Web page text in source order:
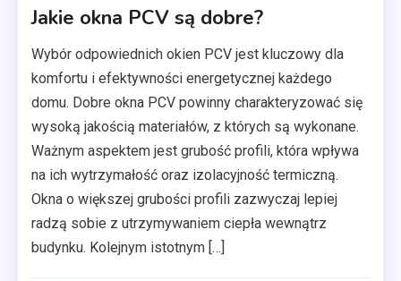
Jakie okna PCV są dobre?
Wybór odpowiednich okien PCV jest kluczowy dla
komfortu i efektywności energetycznej każdego
domu. Dobre okna PCV powinny charakteryzować się
wysoką jakością materiałów, z których są wykonane.
Ważnym aspektem jest grubość profili, która wpływa
na ich wytrzymałość oraz izolacyjność termiczną.
Okna o większej grubości profili zazwyczaj lepiej
radzą sobie z utrzymywaniem ciepła wewnątrz
budynku. Kolejnym istotnym […]